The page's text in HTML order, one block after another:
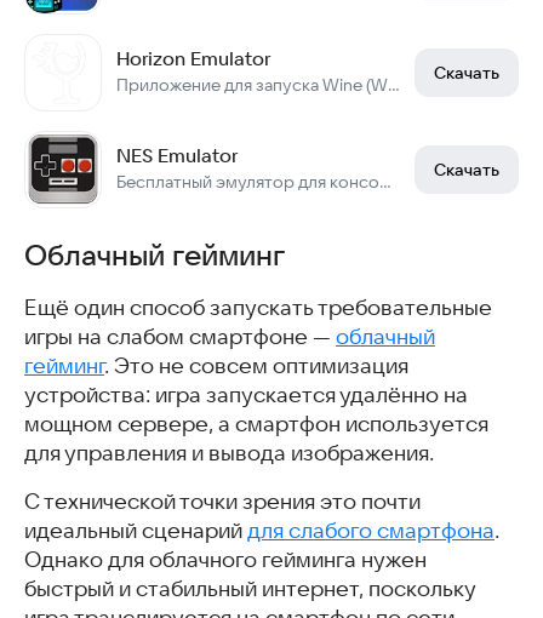
Horizon Emulator
Приложение для запуска Wine (Windows приложений в частности) на Android.
Скачать
NES Emulator
Бесплатный эмулятор для консоли.
Скачать
Облачный гейминг
Ещё один способ запускать требовательные
игры на слабом смартфоне — облачный
гейминг. Это не совсем оптимизация
устройства: игра запускается удалённо на
мощном сервере, а смартфон используется
для управления и вывода изображения.
С технической точки зрения это почти
идеальный сценарий для слабого смартфона.
Однако для облачного гейминга нужен
быстрый и стабильный интернет, поскольку